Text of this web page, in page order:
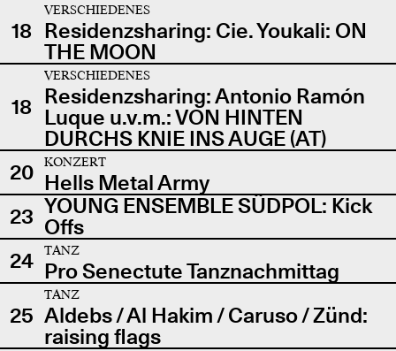
18
VERSCHIEDENES
Residenzsharing: Cie. Youkali: ON
THE MOON
18
VERSCHIEDENES
Residenzsharing: Antonio Ramón
Luque u.v.m.: VON HINTEN
DURCHS KNIE INS AUGE (AT)
20
KONZERT
Hells Metal Army
23 YOUNG ENSEMBLE SÜDPOL: Kick
Offs
24
TANZ
Pro Senectute Tanznachmittag
25
TANZ
Aldebs / Al Hakim / Caruso / Zünd:
raising flags